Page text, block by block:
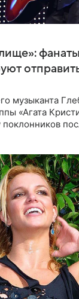
музыканта
«Агата